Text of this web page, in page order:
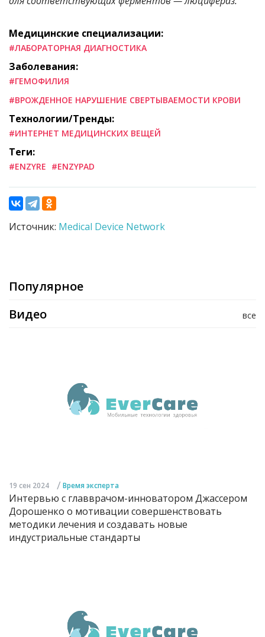
Медицинские специализации:
#ЛАБОРАТОРНАЯ ДИАГНОСТИКА
Заболевания:
#ГЕМОФИЛИЯ
#ВРОЖДЕННОЕ НАРУШЕНИЕ СВЕРТЫВАЕМОСТИ КРОВИ
Технологии/Тренды:
#ИНТЕРНЕТ МЕДИЦИНСКИХ ВЕЩЕЙ
Теги:
#ENZYRE #ENZYPAD
Источник: Medical Device Network
Популярное
все
Видео
19 сен 2024 / Время эксперта
Интервью с главврачом-инноватором Джассером
Дорошенко о мотивации совершенствовать
методики лечения и создавать новые
индустриальные стандарты